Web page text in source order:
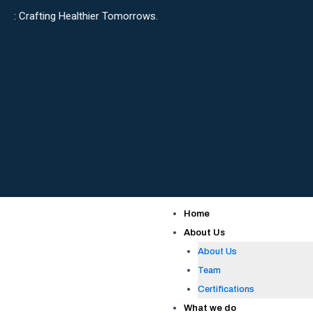
Skip
Tomorrows.
Home
About Us
About Us
Team
Certifications
What we do